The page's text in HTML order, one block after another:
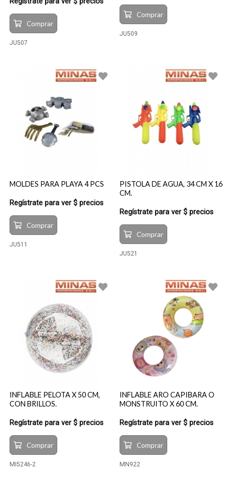
Comprar
JU507
Comprar
JU509
MOLDES PARA PLAYA 4 PCS
Regístrate para ver $ precios
Comprar
JU511
PISTOLA DE AGUA, 34 CM X 16
CM.
Regístrate para ver $ precios
Comprar
JU521
INFLABLE PELOTA X 50 CM,
CON BRILLOS.
Regístrate para ver $ precios
Comprar
MI5246-2
INFLABLE ARO CAPIBARA O
MONSTRUITO X 60 CM.
Regístrate para ver $ precios
Comprar
MN922